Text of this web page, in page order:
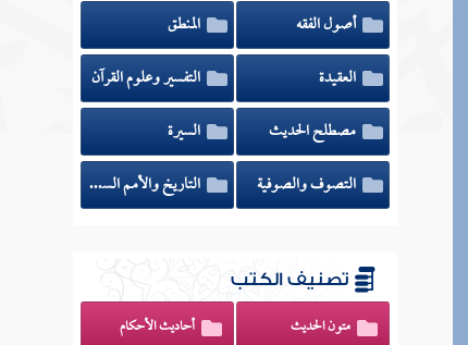
أصول الفقه
المنطق
العقيدة
التفسير وعلوم القرآن
مصطلح الحديث
السيرة
التصوف والصوفية
التاريخ والأمم السابقة
تصنيف الكتب
متون الحديث أحاديث الأحكام